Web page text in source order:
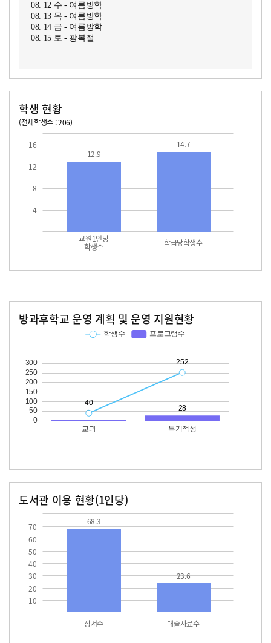
08. 12 수 - 여름방학
08. 13 목 - 여름방학
08. 14 금 - 여름방학
08. 15 토 - 광복절
학생 현황
(전체학생수 : 206)
4
8
12
16
교원1인당
학생수 학급당학생수
12.9
14.7
방과후학교 운영 계획 및 운영 지원현황
도서관 이용 현황(1인당)
10
20
30
40
50
60
70
장서수 대출자료수
68.3
23.6